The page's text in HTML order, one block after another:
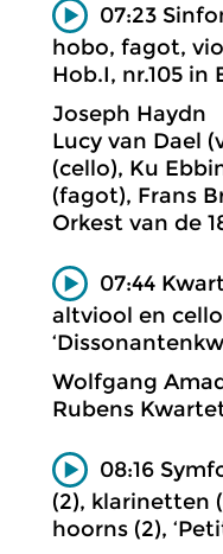
07:23
hobo, fagot,
Hob.I, nr.105 in
Joseph Haydn
Lucy van Dael
(cello), Ku
(fagot), Frans
Orkest van de
07:44
altviool en cello
Wolfgang
Rubens
08:16
(2), klarinetten
hoorns (2),